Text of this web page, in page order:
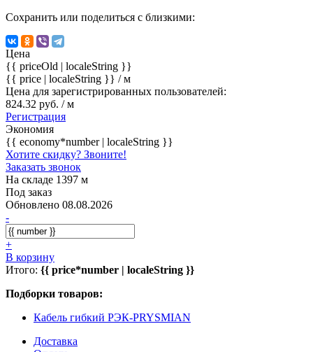
Сохранить или поделиться с близкими:
Цена
{{ priceOld | localeString }}
{{ price | localeString }} / м
Цена для зарегистрированных пользователей:
824.32 руб. / м
Регистрация
Экономия
{{ economy*number | localeString }}
Хотите скидку? Звоните!
Заказать звонок
На складе 1397 м
Под заказ
Обновлено 08.08.2026
-
+
В корзину
Итого: {{ price*number | localeString }}
Подборки товаров:
Кабель гибкий РЭК-PRYSMIAN
Доставка